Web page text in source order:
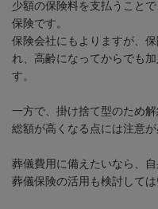
少額の保険料を支払うこと
保険です。
保険会社にもよりますが、
れ、高齢になってからでも
す。
一方で、掛け捨て型のため
総額が高くなる点には注意が
葬儀費用に備えたいなら、
葬儀保険の活用も検討しては